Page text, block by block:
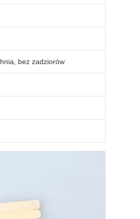
bez zadziorów